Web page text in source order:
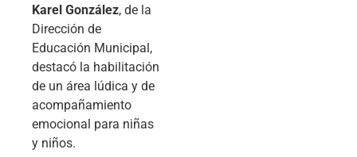
Karel González, de la
Dirección de
Educación Municipal,
destacó la habilitación
de un área lúdica y de
acompañamiento
emocional para niñas
y niños.